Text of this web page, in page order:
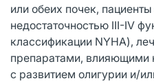
или обеих почек,
недостаточностью III-IV
классификации NYHA),
препаратами, влияющими
с развитием олигурии и/